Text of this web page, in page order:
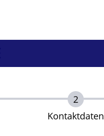
Kontaktdaten